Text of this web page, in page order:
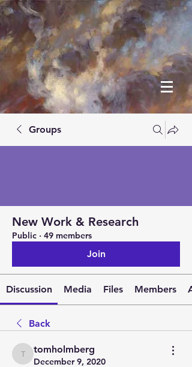
Groups
New Work & Research
Public · 49 members
Join
Discussion Media Files Members
Back
tomholmberg
tomholmberg
December 9, 2020